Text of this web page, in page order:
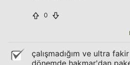
0
çalışmadığım ve ultra
dönemde hakmar'dan